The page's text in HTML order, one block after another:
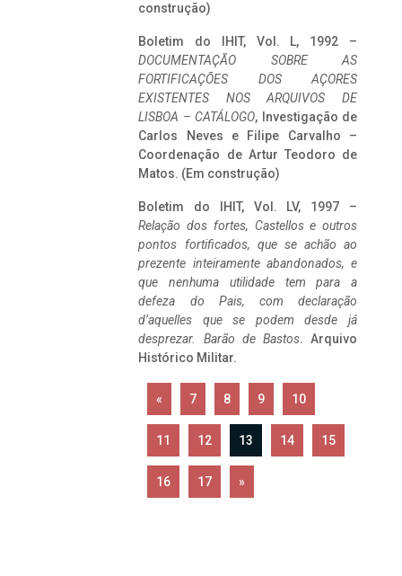
construção)
Boletim do IHIT, Vol. L, 1992 –
DOCUMENTAÇÃO SOBRE AS
FORTIFICAÇÕES DOS AÇORES
EXISTENTES NOS ARQUIVOS DE
LISBOA – CATÁLOGO, Investigação de
Carlos Neves e Filipe Carvalho –
Coordenação de Artur Teodoro de
Matos. (Em construção)
Boletim do IHIT, Vol. LV, 1997 –
Relação dos fortes, Castellos e outros
pontos fortificados, que se achão ao
prezente inteiramente abandonados, e
que nenhuma utilidade tem para a
defeza do Pais, com declaração
d’aquelles que se podem desde já
desprezar. Barão de Bastos. Arquivo
Histórico Militar.
« 7 8 9 10
11 12 13 14 15
16 17 »